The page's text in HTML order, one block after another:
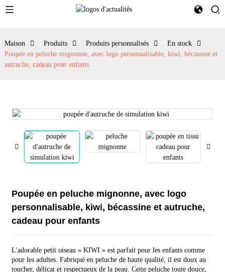
Maison Produits Produits personnalisés
En stock
Poupée en peluche mignonne, avec logo personnalisable, kiwi, bécassine et
autruche, cadeau pour enfants
Poupée en peluche mignonne, avec logo
personnalisable, kiwi, bécassine et autruche,
cadeau pour enfants
L'adorable petit oiseau « KIWI » est parfait pour les enfants comme
pour les adultes. Fabriqué en peluche de haute qualité, il est doux au
toucher, délicat et respectueux de la peau. Cette peluche toute douce,